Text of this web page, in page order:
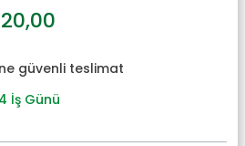
fiyat:
₺920,00.
güvenli teslimat
İş Günü